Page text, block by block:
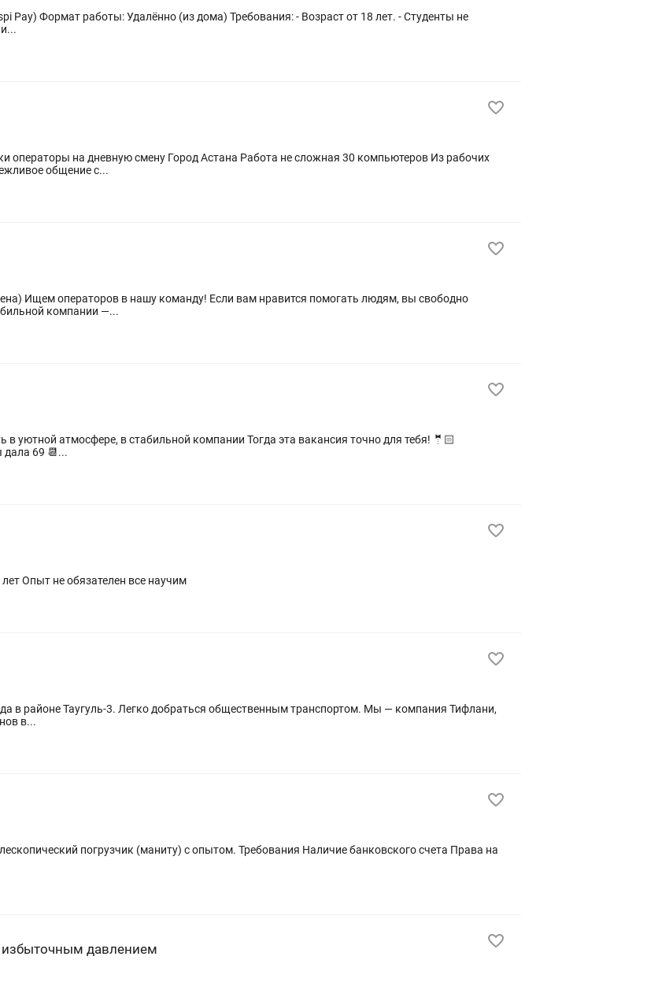
- Студенты не
операторы на дневную смену Город Астана Работа не сложная 30 компьютеров Из рабочих
общение с...
компании —...
69 📆...
В компанию Hyla требуется Оператор девушки 18-25 лет Опыт не обязателен все научим
Таугуль-3. Легко добраться общественным транспортом. Мы — компания Тифлани,
в...
с опытом. Требования Наличие банковского счета Права на
избыточным давлением